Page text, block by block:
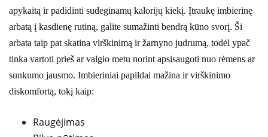
apykaitą ir padidinti sudeginamų kalorijų kiekį. Įtraukę imbierinę
arbatą į kasdienę rutiną, galite sumažinti bendrą kūno svorį. Ši
arbata taip pat skatina virškinimą ir žarnyno judrumą, todėl ypač
tinka vartoti prieš ar valgio metu norint apsisaugoti nuo rėmens ar
sunkumo jausmo. Imbieriniai papildai mažina ir virškinimo
diskomfortą, tokį kaip:
Raugėjimas